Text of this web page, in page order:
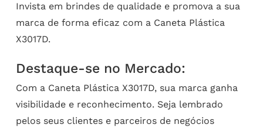
Invista em brindes de qualidade e promova a sua
marca de forma eficaz com a Caneta Plástica
X3017D.
Destaque-se no Mercado:
Com a Caneta Plástica X3017D, sua marca ganha
visibilidade e reconhecimento. Seja lembrado
pelos seus clientes e parceiros de negócios